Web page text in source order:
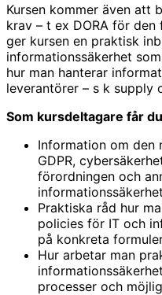
Kursen kommer även att
krav – t ex DORA för
ger kursen en praktisk
informationssäkerhet
hur man hanterar
leverantörer – s k supply
Som kursdeltagare får
Information om den
GDPR,
förordningen och
informationssäkerhet
Praktiska råd hur
policies för IT och
på konkreta
Hur arbetar man
processer och